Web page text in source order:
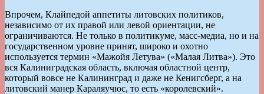
Впрочем, Клайпедой аппетиты литовских политиков,
независимо от их правой или левой ориентации, не
ограничиваются. Не только в политикуме, масс-медиа, но и на
государственном уровне принят, широко и охотно
используется термин «Мажойя Летува» («Малая Литва»). Это
вся Калиниградская область, включая областной центр,
который вовсе не Калининград и даже не Кенигсберг, а на
литовский манер Караляучюс, то есть «королевский».